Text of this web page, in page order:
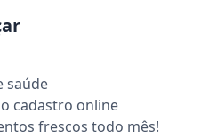
saúde
cadastro online
frescos todo mês!